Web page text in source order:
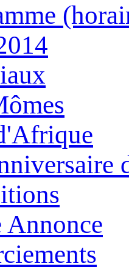
Annonce